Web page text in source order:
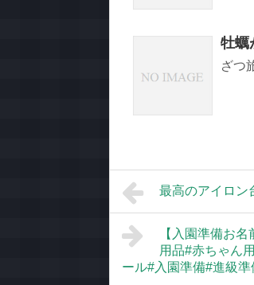
牡蠣
ざつ
最高のアイロン
【入園準備お
用品#赤ちゃん
ール#入園準備#進級準